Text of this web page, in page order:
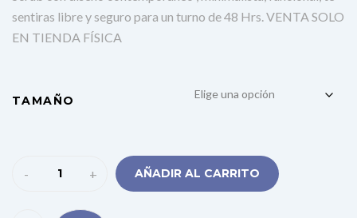
sentiras libre y seguro para un turno de 48 Hrs. VENTA SOLO
EN TIENDA FÍSICA
TAMAÑO
- + AÑADIR AL CARRITO